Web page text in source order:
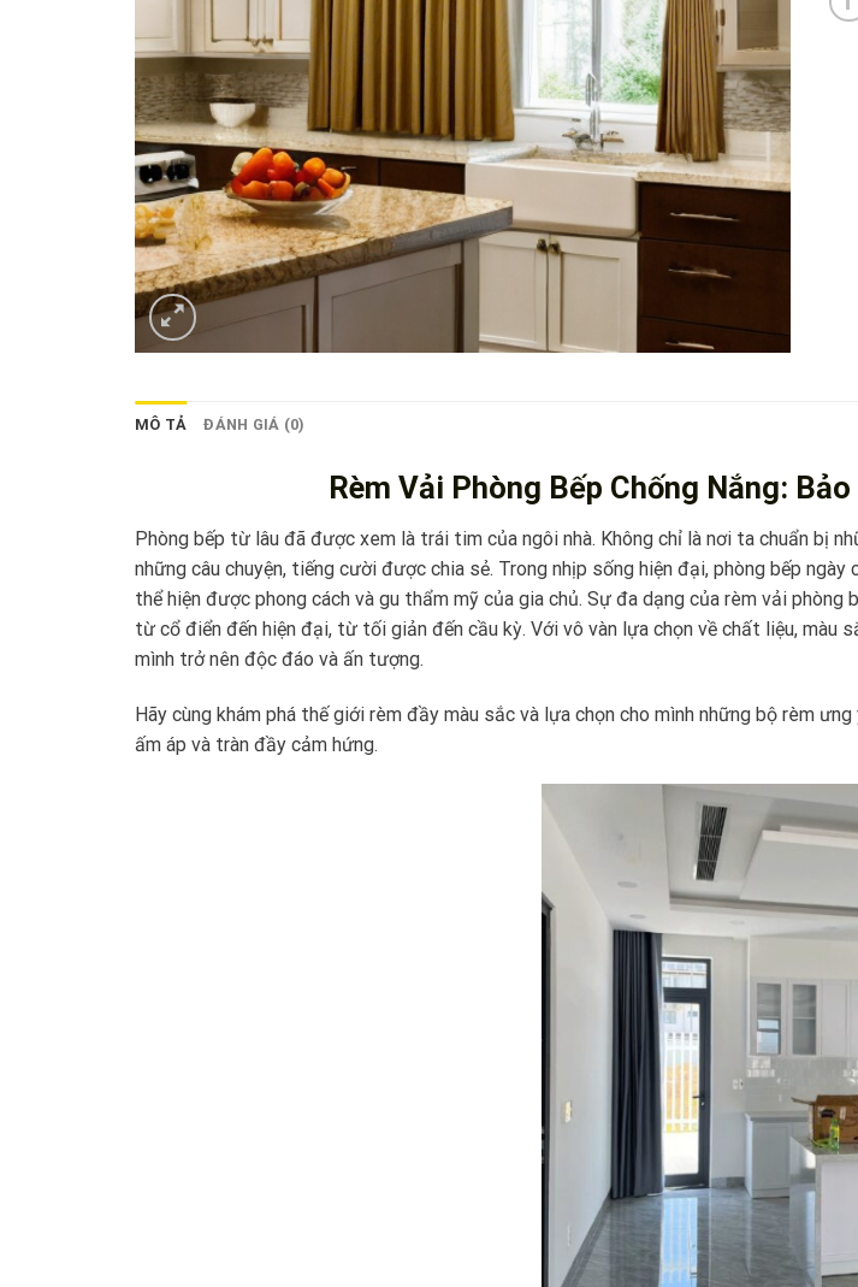
MÔ TẢ ĐÁNH GIÁ (0)
Rèm Vải Phòng Bếp Chống Nắng:
Phòng bếp từ lâu đã được xem là trái tim của ngôi nhà. Không chỉ là nơi ta chuẩn bị
những câu chuyện, tiếng cười được chia sẻ. Trong nhịp sống hiện đại, phòng bếp
thể hiện được phong cách và gu thẩm mỹ của gia chủ. Sự đa dạng của rèm vải
từ cổ điển đến hiện đại, từ tối giản đến cầu kỳ. Với vô vàn lựa chọn về chất liệu, màu
mình trở nên độc đáo và ấn tượng.
Hãy cùng khám phá thế giới rèm đầy màu sắc và lựa chọn cho mình những bộ rèm
ấm áp và tràn đầy cảm hứng.